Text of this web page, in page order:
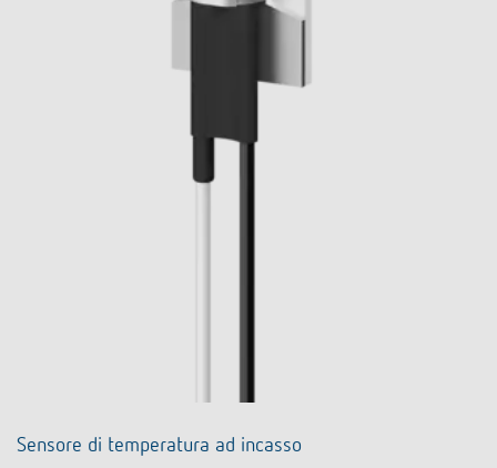
Sensore di temperatura ad incasso